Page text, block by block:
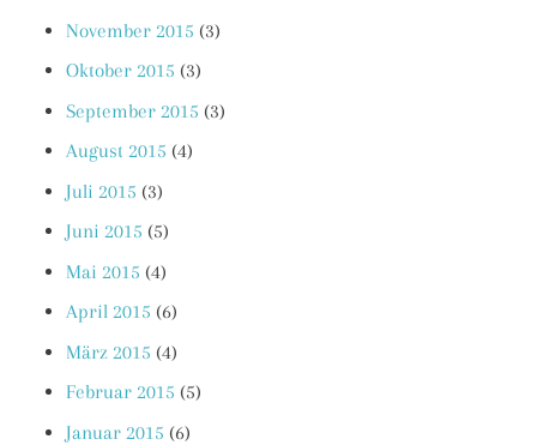
November 2015 (3)
Oktober 2015 (3)
September 2015 (3)
August 2015 (4)
Juli 2015 (3)
Juni 2015 (5)
Mai 2015 (4)
April 2015 (6)
März 2015 (4)
Februar 2015 (5)
Januar 2015 (6)